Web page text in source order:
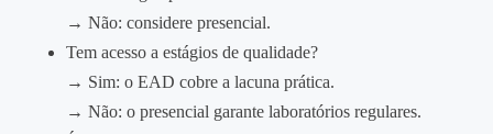
→ Não: considere presencial.
Tem acesso a estágios de qualidade?
→ Sim: o EAD cobre a lacuna prática.
→ Não: o presencial garante laboratórios regulares.